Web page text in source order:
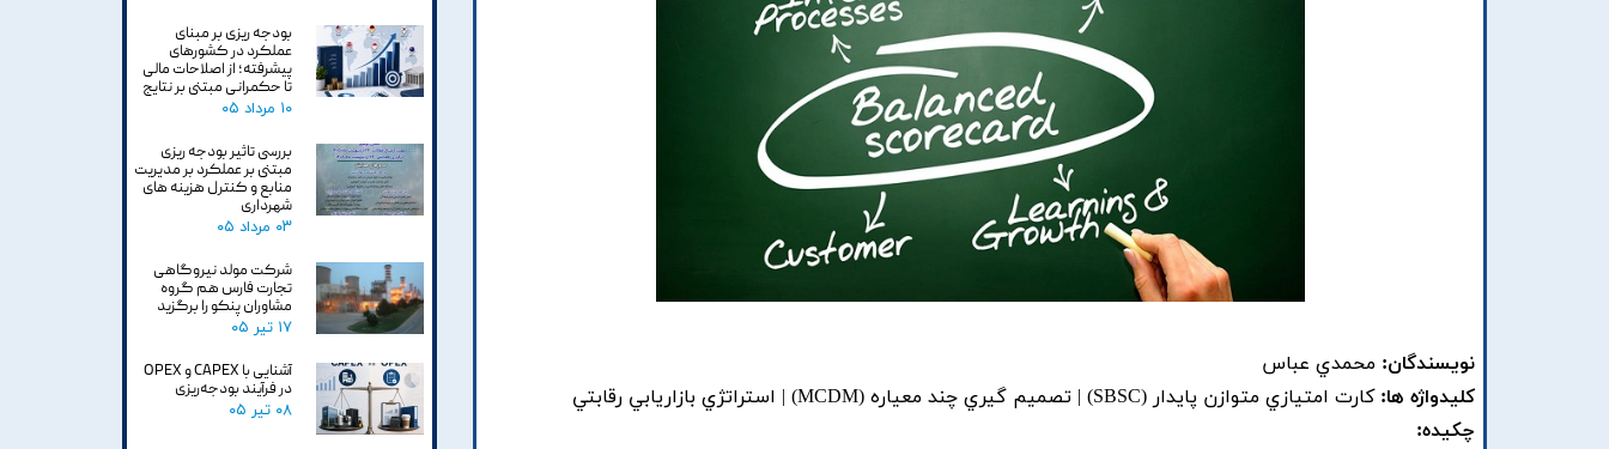
نویسندگان: محمدي عباس
کلیدواژه ها: کارت امتيازي متوازن پايدار (SBSC) | تصميم گيري چند معياره (MCDM) | استراتژي بازاريابي رقابتي
چکیده:
بودجه ریزی بر مبنای
عملکرد در کشورهای
پیشرفته؛ از اصلاحات مالی
تا حکمرانی مبتنی بر نتایج
۱۰ مرداد ۰۵
بررسی تاثیر بودجه ریزی
مبتنی بر عملکرد بر مدیریت
منابع و کنترل هزینه های
شهرداری
۰۳ مرداد ۰۵
شرکت مولد نیروگاهی
تجارت فارس هم گروه
مشاوران پنکو را برگزید
۱۷ تیر ۰۵
آشنایی با CAPEX و OPEX
در فرآیند بودجه‌ریزی
۰۸ تیر ۰۵